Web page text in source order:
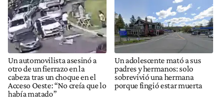
Un automovilista asesinó a
otro de un fierrazo en la
cabeza tras un choque en el
Acceso Oeste: “No creía que lo
había matado”
Un adolescente mató a sus
padres y hermanos: solo
sobrevivió una hermana
porque fingió estar muerta